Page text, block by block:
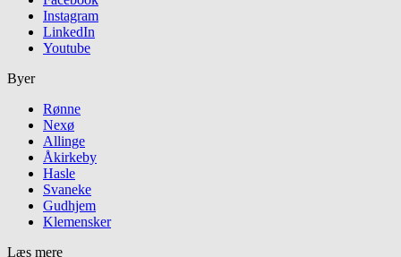
Instagram
LinkedIn
Youtube
Byer
Rønne
Nexø
Allinge
Åkirkeby
Hasle
Svaneke
Gudhjem
Klemensker
Læs mere